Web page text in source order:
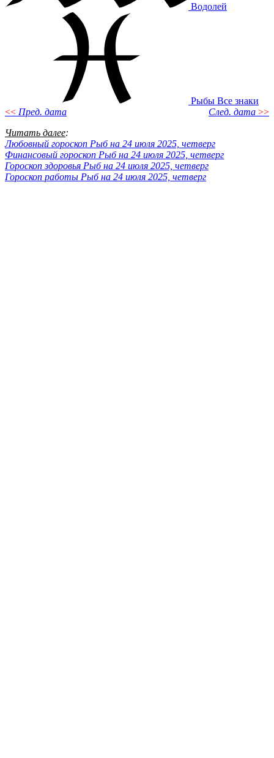
Водолей
Рыбы Все знаки
<< Пред. дата След. дата >>
Читать далее:
Любовный гороскоп Рыб на 24 июля 2025, четверг
Финансовый гороскоп Рыб на 24 июля 2025, четверг
Гороскоп здоровья Рыб на 24 июля 2025, четверг
Гороскоп работы Рыб на 24 июля 2025, четверг